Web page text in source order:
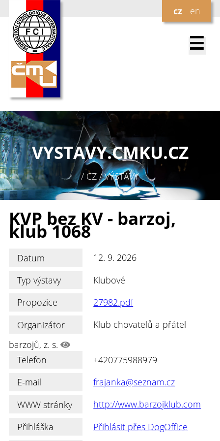
cz en
☰
VYSTAVY.CMKU.CZ
/ CZ / VÝSTAVY
KVP bez KV - barzoj,
klub 1068
Datum
12. 9. 2026
Typ výstavy
Klubové
Propozice
27982.pdf
Organizátor
Klub chovatelů a přátel
barzojů, z. s.
Telefon
+420775988979
E-mail
frajanka@seznam.cz
WWW stránky
http://www.barzojklub.com
Přihláška
Přihlásit přes DogOffice